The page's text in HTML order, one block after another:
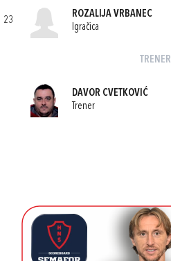
23
ROZALIJA VRBANEC
Igračica
TRENER
DAVOR CVETKOVIĆ
Trener